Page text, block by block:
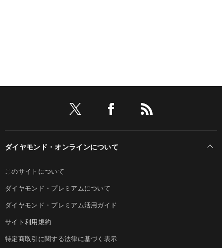
ダイヤモンド・オンラインについて
このサイトについて
ダイヤモンド・プレミアムについて
ダイヤモンド・プレミアム活用ガイド
サイト利用規約
特定商取引に関する法律に基づく表示